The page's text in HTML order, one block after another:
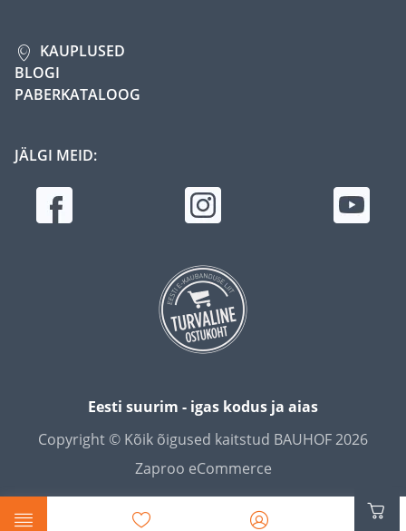
KAUPLUSED
BLOGI
PABERKATALOOG
JÄLGI MEID:
Eesti suurim - igas kodus ja aias
Copyright © Kõik õigused kaitstud BAUHOF 2026
Zaproo eCommerce